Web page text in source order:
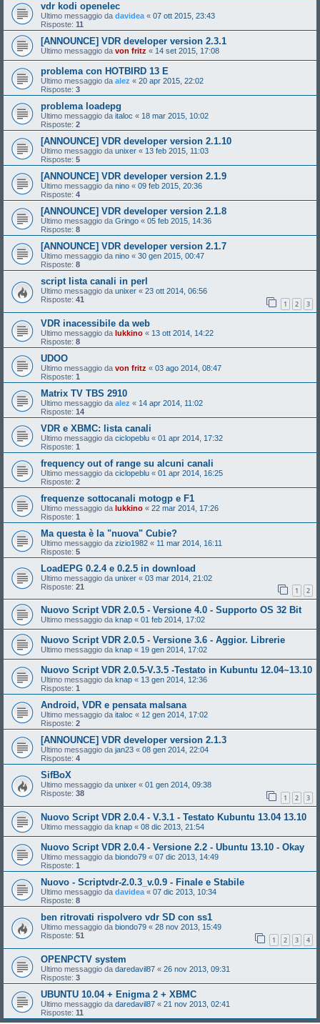
vdr kodi openelec
Ultimo messaggio da davidea « 07 ott 2015, 23:43
Risposte: 11
[ANNOUNCE] VDR developer version 2.3.1
Ultimo messaggio da von fritz « 14 set 2015, 17:08
problema con HOTBIRD 13 E
Ultimo messaggio da alez « 20 apr 2015, 22:02
Risposte: 3
problema loadepg
Ultimo messaggio da italoc « 18 mar 2015, 10:02
Risposte: 2
[ANNOUNCE] VDR developer version 2.1.10
Ultimo messaggio da unixer « 13 feb 2015, 11:03
Risposte: 5
[ANNOUNCE] VDR developer version 2.1.9
Ultimo messaggio da nino « 09 feb 2015, 20:36
Risposte: 4
[ANNOUNCE] VDR developer version 2.1.8
Ultimo messaggio da Gringo « 05 feb 2015, 14:36
Risposte: 8
[ANNOUNCE] VDR developer version 2.1.7
Ultimo messaggio da nino « 30 gen 2015, 00:47
Risposte: 8
script lista canali in perl
Ultimo messaggio da unixer « 23 ott 2014, 06:56
Risposte: 41 1 2 3
VDR inacessibile da web
Ultimo messaggio da lukkino « 13 ott 2014, 14:22
Risposte: 8
UDOO
Ultimo messaggio da von fritz « 03 ago 2014, 08:47
Risposte: 1
Matrix TV TBS 2910
Ultimo messaggio da alez « 14 apr 2014, 11:02
Risposte: 14
VDR e XBMC: lista canali
Ultimo messaggio da ciclopeblu « 01 apr 2014, 17:32
Risposte: 1
frequency out of range su alcuni canali
Ultimo messaggio da ciclopeblu « 01 apr 2014, 16:25
Risposte: 2
frequenze sottocanali motogp e F1
Ultimo messaggio da lukkino « 22 mar 2014, 17:26
Risposte: 1
Ma questa è la "nuova" Cubie?
Ultimo messaggio da zizio1982 « 11 mar 2014, 16:11
Risposte: 5
LoadEPG 0.2.4 e 0.2.5 in download
Ultimo messaggio da unixer « 03 mar 2014, 21:02
Risposte: 21 1 2
Nuovo Script VDR 2.0.5 - Versione 4.0 - Supporto OS 32 Bit
Ultimo messaggio da knap « 01 feb 2014, 17:02
Nuovo Script VDR 2.0.5 - Versione 3.6 - Aggior. Librerie
Ultimo messaggio da knap « 19 gen 2014, 17:02
Nuovo Script VDR 2.0.5-V.3.5 -Testato in Kubuntu 12.04~13.10
Ultimo messaggio da knap « 13 gen 2014, 12:36
Risposte: 1
Android, VDR e pensata malsana
Ultimo messaggio da italoc « 12 gen 2014, 17:02
Risposte: 2
[ANNOUNCE] VDR developer version 2.1.3
Ultimo messaggio da jan23 « 08 gen 2014, 22:04
Risposte: 4
SifBoX
Ultimo messaggio da unixer « 01 gen 2014, 09:38
Risposte: 38 1 2 3
Nuovo Script VDR 2.0.4 - V.3.1 - Testato Kubuntu 13.04 13.10
Ultimo messaggio da knap « 08 dic 2013, 21:54
Nuovo Script VDR 2.0.4 - Versione 2.2 - Ubuntu 13.10 - Okay
Ultimo messaggio da biondo79 « 07 dic 2013, 14:49
Risposte: 1
Nuovo - Scriptvdr-2.0.3_v.0.9 - Finale e Stabile
Ultimo messaggio da davidea « 07 dic 2013, 10:34
Risposte: 8
ben ritrovati rispolvero vdr SD con ss1
Ultimo messaggio da biondo79 « 28 nov 2013, 15:49
Risposte: 51 1 2 3 4
OPENPCTV system
Ultimo messaggio da daredavil87 « 26 nov 2013, 09:31
Risposte: 3
UBUNTU 10.04 + Enigma 2 + XBMC
Ultimo messaggio da daredavil87 « 21 nov 2013, 02:41
Risposte: 11